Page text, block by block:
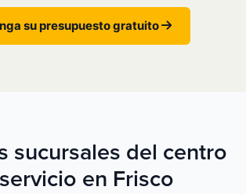
su presupuesto gratuito
sucursales del centro
en Frisco